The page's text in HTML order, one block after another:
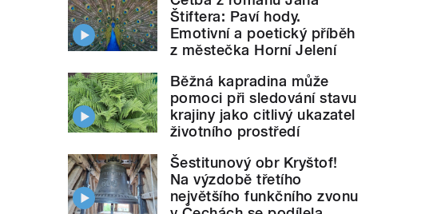
Štiftera: Paví hody.
Emotivní a poetický příběh
z městečka Horní Jelení
Běžná kapradina může
pomoci při sledování stavu
krajiny jako citlivý ukazatel
životního prostředí
Šestitunový obr Kryštof!
Na výzdobě třetího
největšího funkčního zvonu